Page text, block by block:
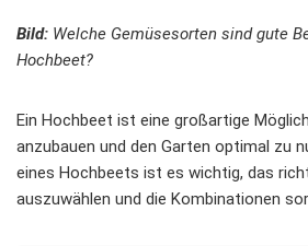
Bild: Welche Gemüsesorten sind gute
Hochbeet?
Ein Hochbeet ist eine großartige
anzubauen und den Garten optimal zu
eines Hochbeets ist es wichtig, das
auszuwählen und die Kombinationen